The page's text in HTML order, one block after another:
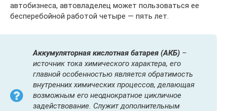
автобизнеса, автовладелец может пользоваться ее
бесперебойной работой четыре — пять лет.
Аккумуляторная кислотная батарея (АКБ) –
источник тока химического характера, его
главной особенностью является обратимость
внутренних химических процессов, делающая
возможным его неоднократное цикличное
задействование. Служит дополнительным